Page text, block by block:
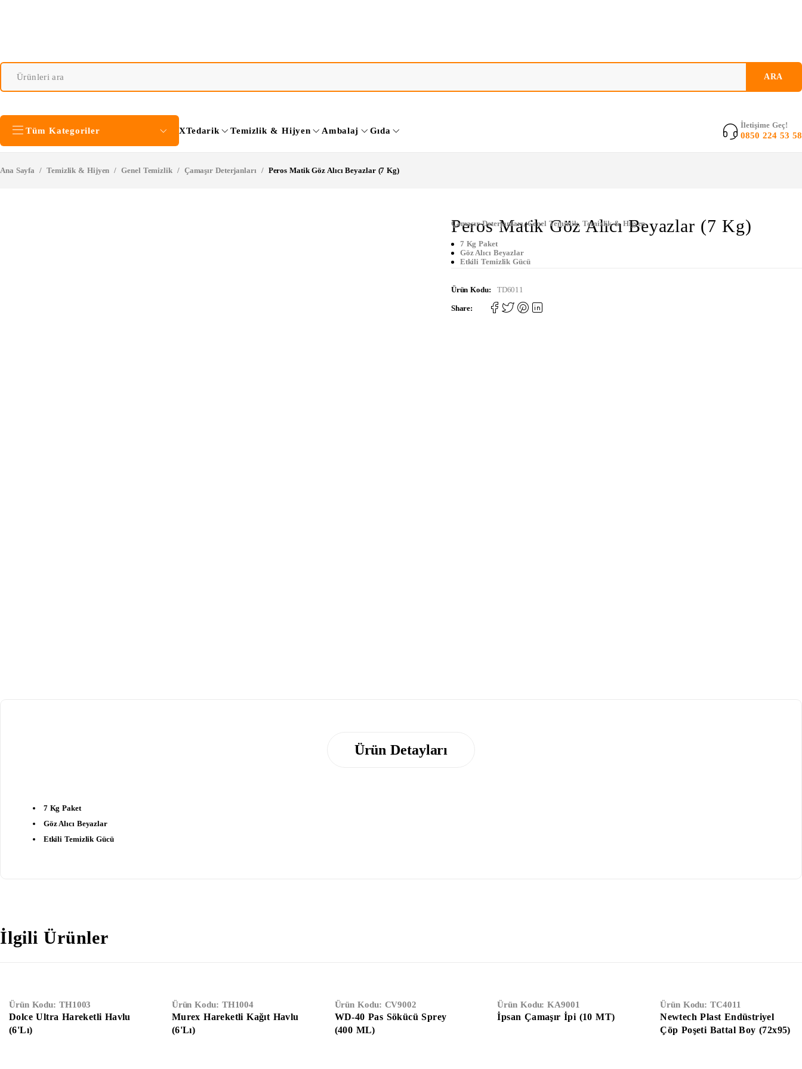
Tüm Kategoriler XTedarik Temizlik & Hijyen Ambalaj Gıda
İletişime Geç!
0850 224 53 58
Ana Sayfa / Temizlik & Hijyen / Genel Temizlik / Çamaşır Deterjanları / Peros Matik Göz Alıcı Beyazlar (7 Kg)
Çamaşır Deterjanları,Genel Temizlik, Temizlik & Hijyen
Peros Matik Göz Alıcı Beyazlar (7 Kg)
7 Kg Paket
Göz Alıcı Beyazlar
Etkili Temizlik Gücü
Ürün Kodu: TD6011
Share:
Ürün Detayları
7 Kg Paket
Göz Alıcı Beyazlar
Etkili Temizlik Gücü
İlgili Ürünler
Ürün Kodu: TH1003
Dolce Ultra Hareketli Havlu
(6'Lı)
Ürün Kodu: TH1004
Murex Hareketli Kağıt Havlu
(6'lı)
Ürün Kodu: CV9002
WD-40 Pas Sökücü Sprey
(400 ML)
Ürün Kodu:KA9001
İpsan Çamaşır İpi (10 MT)
Ürün Kodu:TC4011
Newtech Plast Endüstriyel
Çöp Poşeti Battal Boy (72x95)